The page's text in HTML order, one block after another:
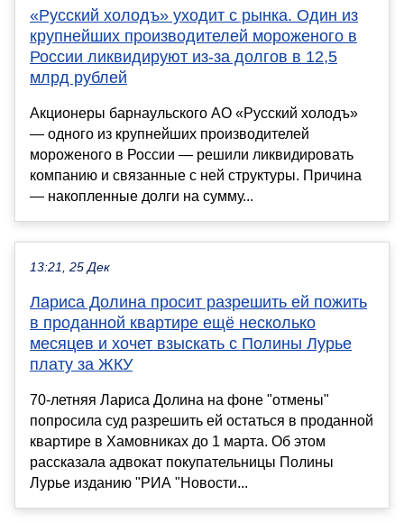
«Русский холодъ» уходит с рынка. Один из
крупнейших производителей мороженого в
России ликвидируют из-за долгов в 12,5
млрд рублей
Акционеры барнаульского АО «Русский холодъ»
— одного из крупнейших производителей
мороженого в России — решили ликвидировать
компанию и связанные с ней структуры. Причина
— накопленные долги на сумму...
13:21, 25 Дек
Лариса Долина просит разрешить ей пожить
в проданной квартире ещё несколько
месяцев и хочет взыскать с Полины Лурье
плату за ЖКУ
70-летняя Лариса Долина на фоне "отмены"
попросила суд разрешить ей остаться в проданной
квартире в Хамовниках до 1 марта. Об этом
рассказала адвокат покупательницы Полины
Лурье изданию "РИА "Новости...